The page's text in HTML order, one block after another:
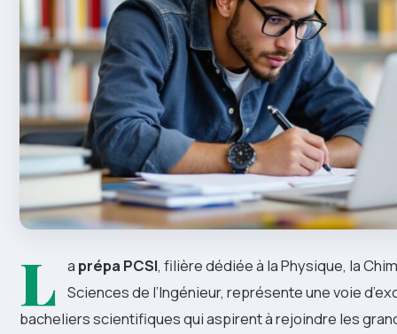
L a prépa PCSI, filière dédiée à la Physique, la
Sciences de l’Ingénieur, représente une voie
bacheliers scientifiques qui aspirent à rejoindre les